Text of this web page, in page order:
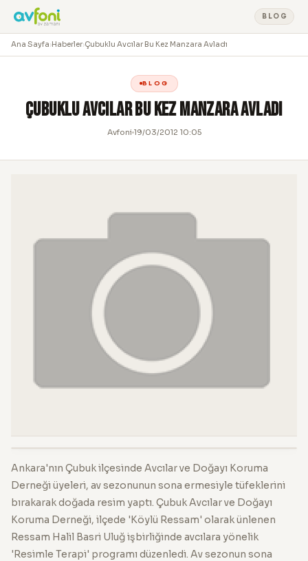
BLOG
Ana Sayfa›Haberler›Çubuklu Avcılar Bu Kez Manzara Avladı
BLOG
Çubuklu Avcılar Bu Kez Manzara Avladı
Avfoni 19/03/2012 10:05
Ankara'nın Çubuk ilçesinde Avcılar ve Doğayı Koruma
Derneği üyeleri, av sezonunun sona ermesiyle tüfeklerini
bırakarak doğada resim yaptı. Çubuk Avcılar ve Doğayı
Koruma Derneği, ilçede 'Köylü Ressam' olarak ünlenen
Ressam Halil Basri Uluğ işbirliğinde avcılara yönelik
'Resimle Terapi' programı düzenledi. Av sezonun sona